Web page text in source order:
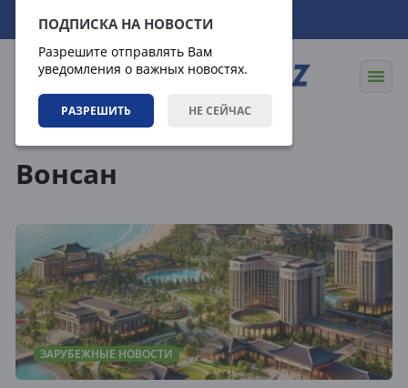
ПОДПИСКА НА НОВОСТИ
Разрешите отправлять Вам
уведомления о важных новостях.
РАЗРЕШИТЬ НЕ СЕЙЧАС
10.08.2026 17:51:20
Вонсан
ЗАРУБЕЖНЫЕ НОВОСТИ